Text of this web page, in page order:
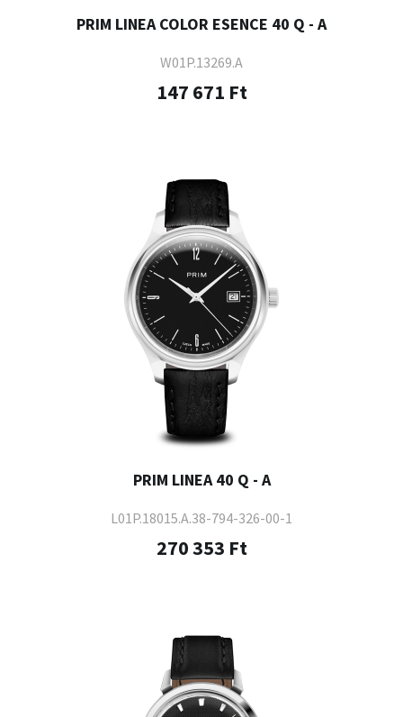
PRIM LINEA COLOR ESENCE 40 Q - A
W01P.13269.A
147 671 Ft
PRIM LINEA 40 Q - A
L01P.18015.A.38-794-326-00-1
270 353 Ft